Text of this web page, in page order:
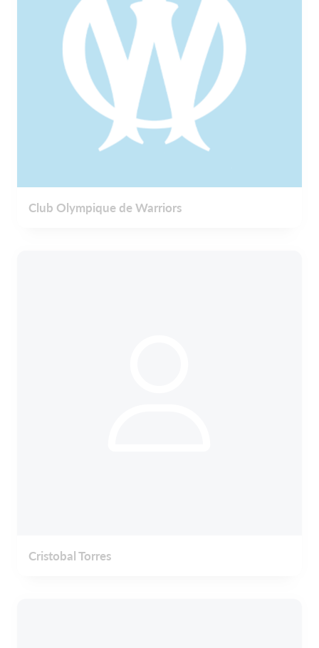
Club Olympique de Warriors
Cristobal Torres